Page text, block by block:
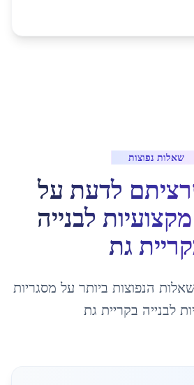
שאלות נפוצות
לדעת על
לבנייה
קריית גת
הנפוצות ביותר על מסגריות
לבנייה בקריית גת